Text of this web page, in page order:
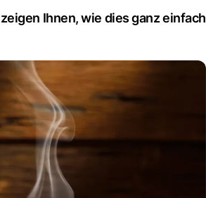
Ihnen, wie dies ganz einfach